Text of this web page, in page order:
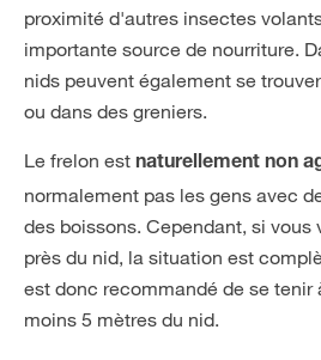
proximité d'autres insectes
importante source de nourriture.
nids peuvent également se
ou dans des greniers.
Le frelon est naturellement non
normalement pas les gens avec
des boissons. Cependant, si vous
près du nid, la situation est
est donc recommandé de se tenir
moins 5 mètres du nid.